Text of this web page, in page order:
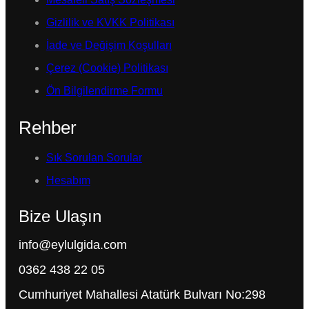
Gizlilik ve KVKK Politikası
İade ve Değişim Koşulları
Çerez (Cookie) Politikası
Ön Bilgilendirme Formu
Rehber
Sık Sorulan Sorular
Hesabım
Bize Ulaşın
info@eylulgida.com
0362 438 22 05
Cumhuriyet Mahallesi Atatürk Bulvarı No:298